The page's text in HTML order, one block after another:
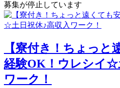
募集が停止しています
【寮付き！ちょっと
経験OK！ウレシイ☆
ワーク！